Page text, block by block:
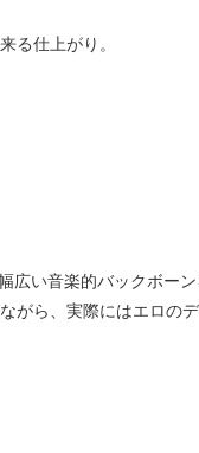
る仕上がり。
広い音楽的バックボー
がら、実際にはエロの